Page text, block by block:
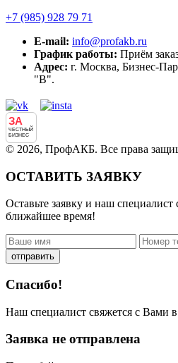
+7 (985) 928 79 71
E-mail: info@profakb.ru
График работы: Приём
Адрес: г. Москва, Бизнес-
"В".
ЗА
ЧЕСТНЫЙ
БИЗНЕС
© 2026, ПрофАКБ. Все права
ОСТАВИТЬ ЗАЯВКУ
Оставьте заявку и наш специалист
ближайшее время!
отправить
Спасибо!
Наш специалист свяжется с Вами
Заявка не отправлена